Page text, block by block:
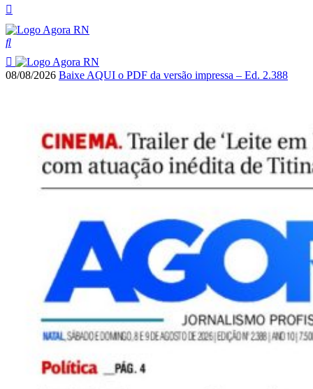
08/08/2026 Baixe AQUI o PDF da versão impressa – Ed. 2.388